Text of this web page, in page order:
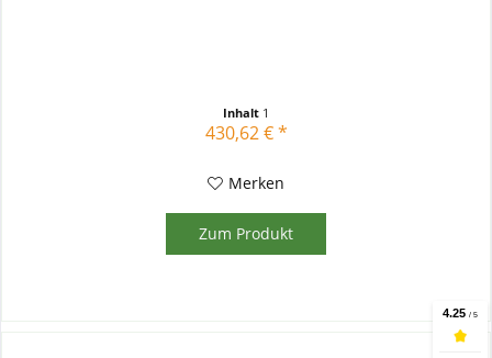
Inhalt 1
430,62 € *
Merken
Zum Produkt